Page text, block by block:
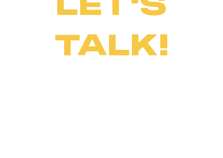
TALK!